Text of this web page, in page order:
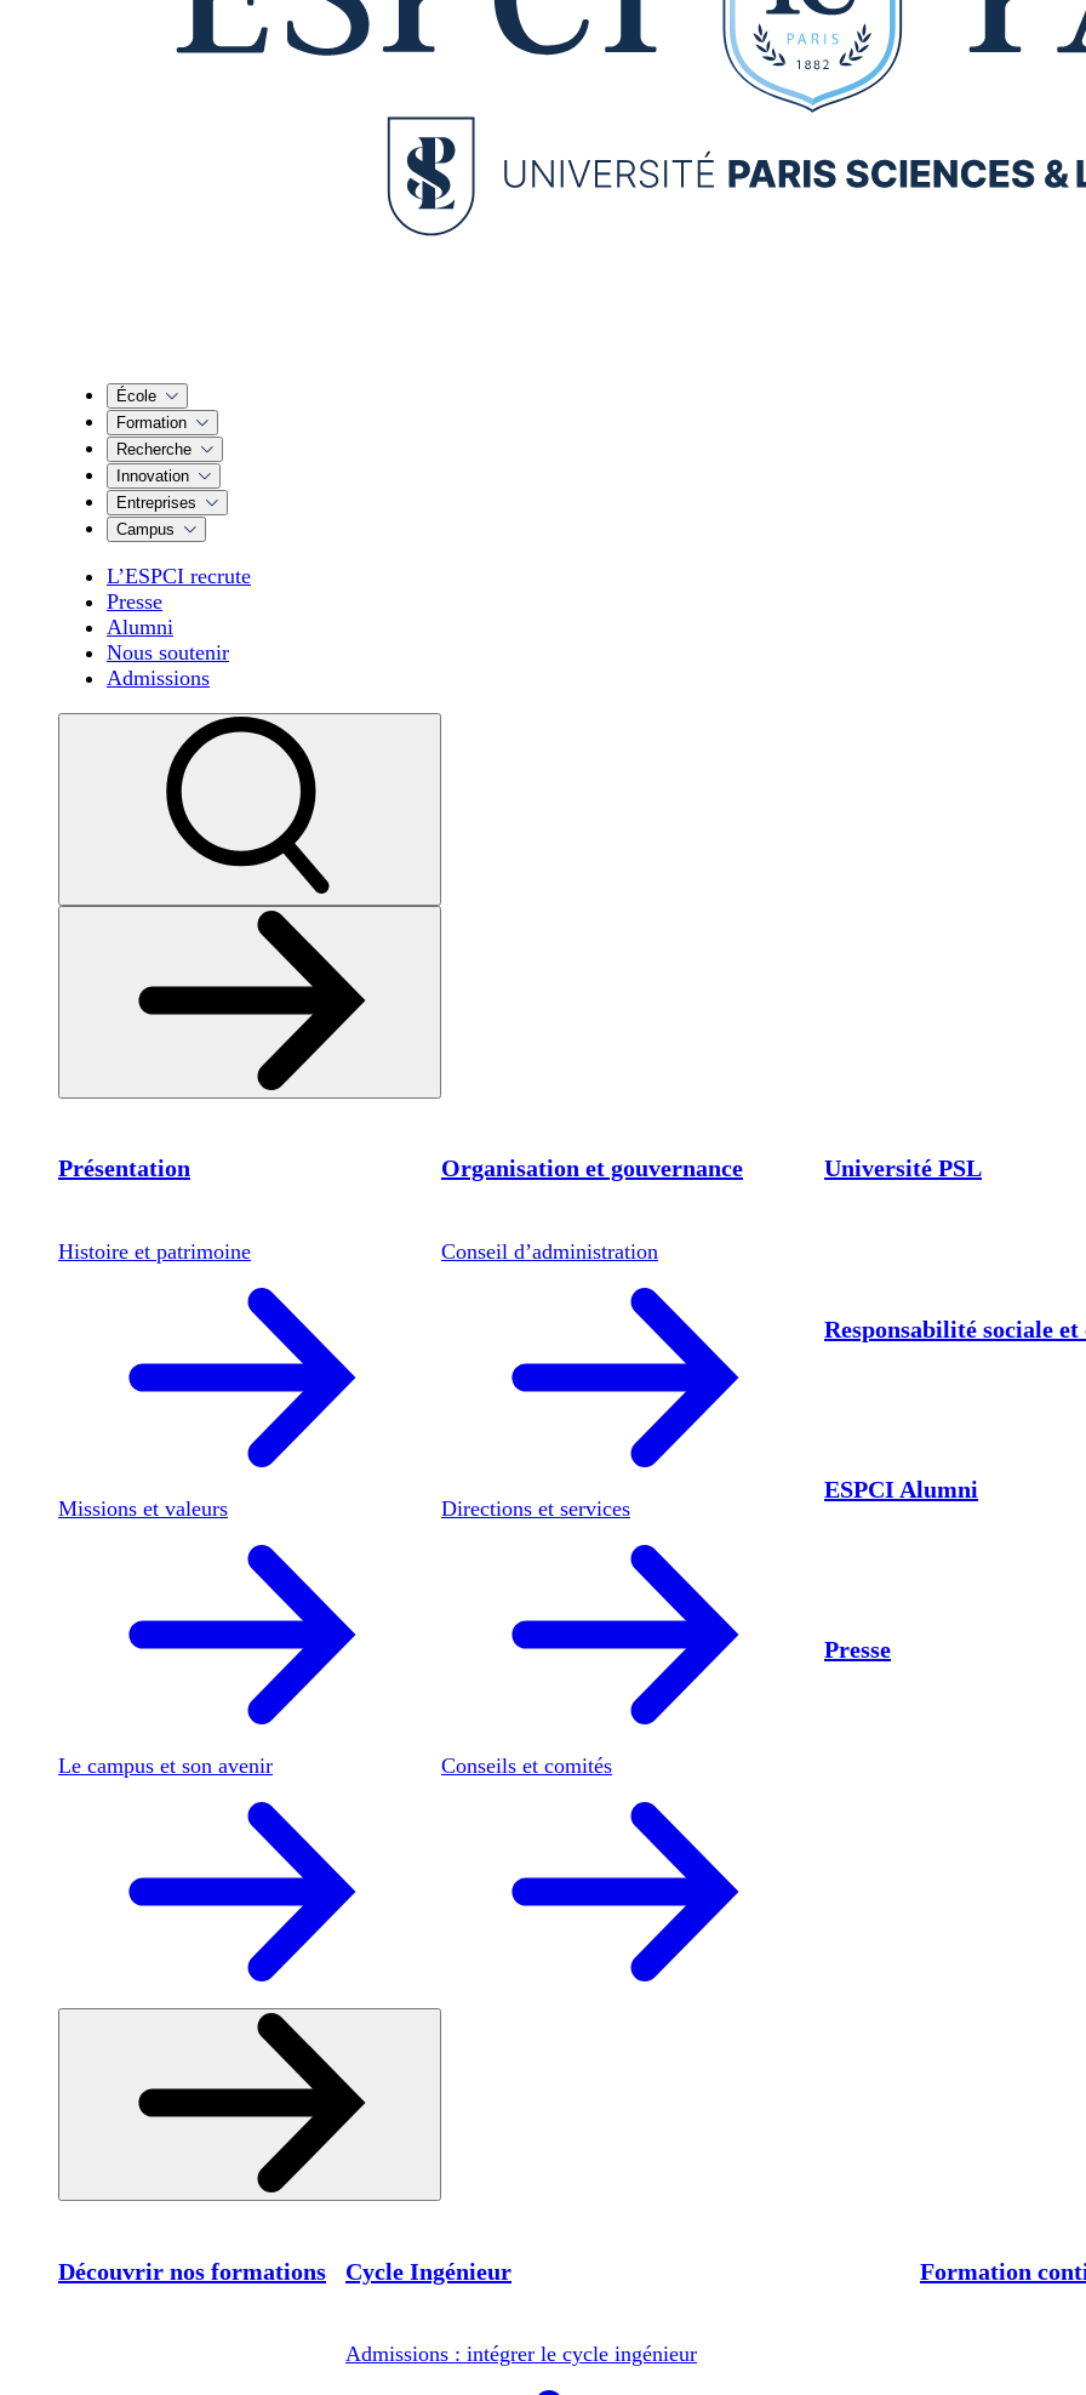
École
Formation
Recherche
Innovation
Entreprises
Campus
L’ESPCI recrute
Presse
Alumni
Nous soutenir
Admissions
Présentation
Histoire et patrimoine
Missions et valeurs
Le campus et son avenir
Organisation et gouvernance
Conseil d’administration
Directions et services
Conseils et comités
Université PSL
Responsabilité sociale
ESPCI Alumni
Presse
Découvrir nos formations Cycle Ingénieur
Admissions : intégrer le cycle ingénieur
Formation